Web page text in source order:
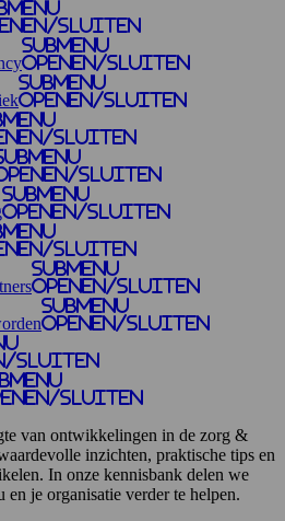
sluiten
Submenu
openen/sluiten
Submenu
openen/sluiten
sluiten
sluiten
Submenu
openen/sluiten
sluiten
Submenu
openen/sluiten
Submenu
openen/sluiten
sluiten
sluiten
van ontwikkelingen in de zorg &
inzichten, praktische tips en
In onze kennisbank delen we
en je organisatie verder te helpen.